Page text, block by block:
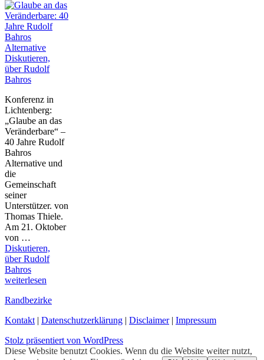
Diskutieren,
über Rudolf
Bahros
Konferenz in
Lichtenberg:
„Glaube an das
Veränderbare“ –
40 Jahre Rudolf
Bahros
Alternative und
die
Gemeinschaft
seiner
Unterstützer. von
Thomas Thiele.
Am 21. Oktober
von …
Diskutieren,
über Rudolf
Bahros
weiterlesen
Randbezirke
Kontakt | Datenschutzerklärung | Disclaimer| Impressum
Stolz präsentiert von WordPress
Diese Website benutzt Cookies. Wenn du die Website weiter nutzt,